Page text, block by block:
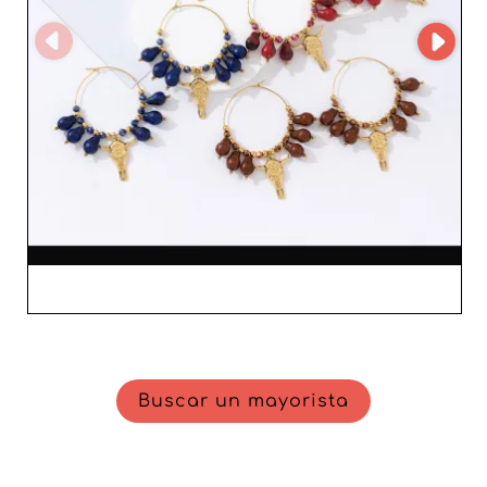
invierte en mucho más que productos; invierte en una
alianza fiable que le ayudará a hacer crecer su negocio
mientras satisface plenamente a su clientela femenina.
Confíe en la calidad y la integridad de FANNY para
respaldar el éxito de su actividad de reventa de joyería.
Buscar un mayorista